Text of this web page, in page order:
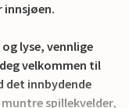
lyse, vennlige
velkommen til
det innbydende
spillekvelder,